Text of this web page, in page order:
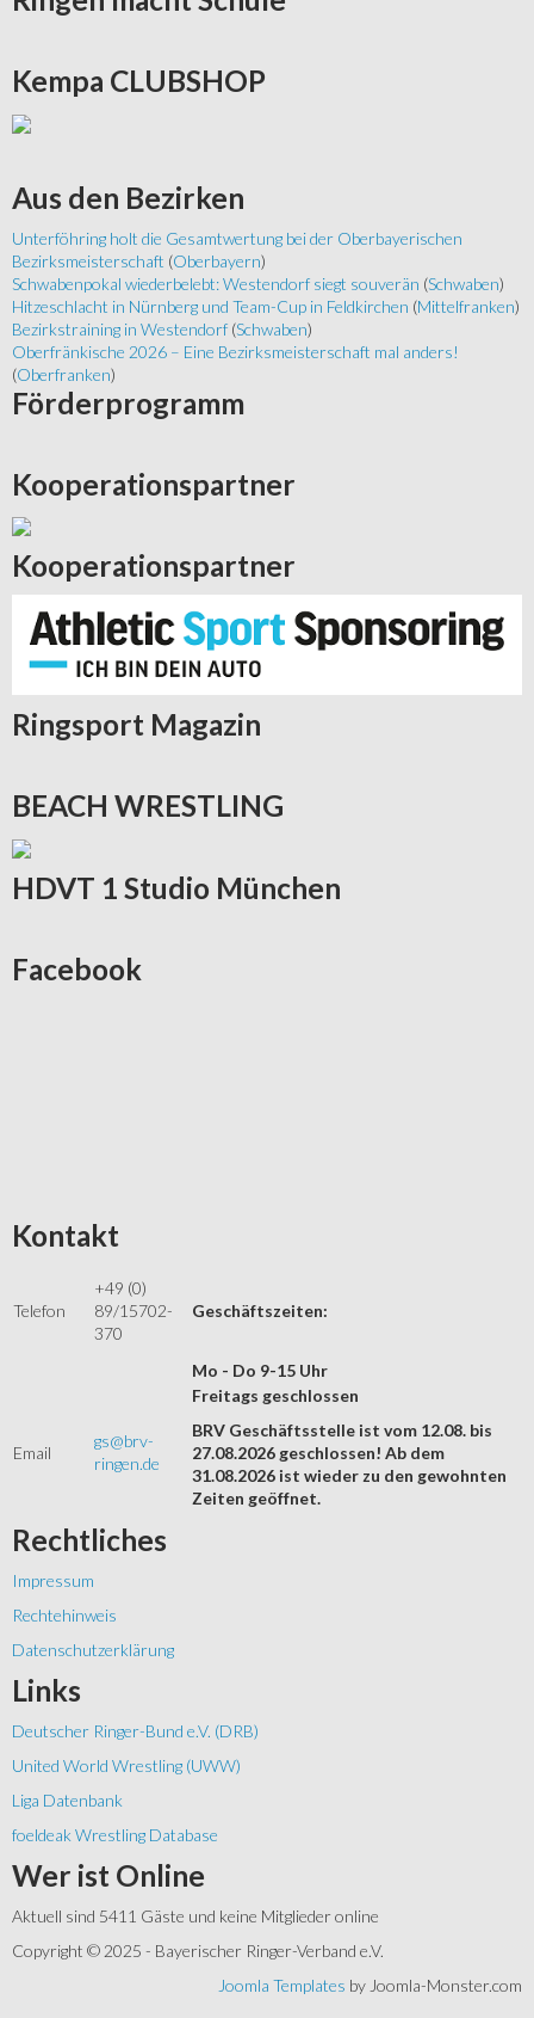
Kempa CLUBSHOP
Aus den Bezirken
Unterföhring holt die Gesamtwertung bei der Oberbayerischen
Bezirksmeisterschaft (Oberbayern)
Schwabenpokal wiederbelebt: Westendorf siegt souverän (Schwaben)
Hitzeschlacht in Nürnberg und Team-Cup in Feldkirchen (Mittelfranken)
Bezirkstraining in Westendorf (Schwaben)
Oberfränkische 2026 – Eine Bezirksmeisterschaft mal anders!
(Oberfranken)
Förderprogramm
Kooperationspartner
Kooperationspartner
Ringsport Magazin
BEACH WRESTLING
HDVT 1 Studio München
Facebook
Kontakt
Telefon
+49 (0)
89/15702-
370
Geschäftszeiten:
Mo - Do 9-15 Uhr
Email
gs@brv-
ringen.de
Freitags geschlossen
BRV Geschäftsstelle ist vom 12.08. bis
27.08.2026 geschlossen! Ab dem
31.08.2026 ist wieder zu den gewohnten
Zeiten geöffnet.
Rechtliches
Impressum
Rechtehinweis
Datenschutzerklärung
Links
Deutscher Ringer-Bund e.V. (DRB)
United World Wrestling (UWW)
Liga Datenbank
foeldeak Wrestling Database
Wer ist Online
Aktuell sind 5411 Gäste und keine Mitglieder online
Copyright © 2025 - Bayerischer Ringer-Verband e.V.
Joomla Templates by Joomla-Monster.com